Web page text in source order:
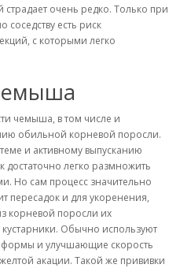
очень редко. Только при
есть риск
с которыми легко
чемыша, в том числе и
обильной корневой поросли.
и активному выпусканию
достаточно легко размножить
Но сам процесс значительно
пересадок и для укоренения,
корневой поросли их
Обычно используют
и улучшающие скорость
акации. Такой же прививки